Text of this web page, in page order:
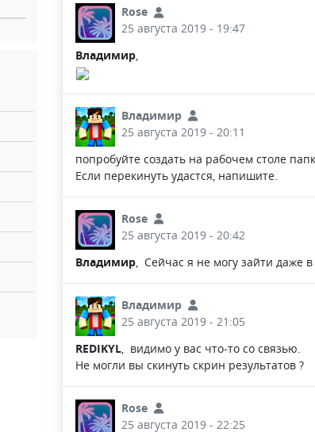
Rose
25 августа 2019 - 19:47
Владимир,
Владимир
25 августа 2019 - 20:11
попробуйте создать на рабочем столе
Если перекинуть удастся, напишите.
Rose
25 августа 2019 - 20:42
Владимир , Сейчас я не могу зайти даже
Владимир
25 августа 2019 - 21:05
REDIKYL , видимо у вас что-то со связью.
Не могли вы скинуть скрин результатов ?
Rose
25 августа 2019 - 22:25